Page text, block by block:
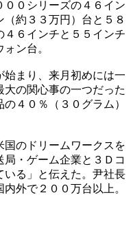
００シリーズの４６イン
約３３万円）台と５８
４６インチと５５インチ
ン台。
まり、来月初めには一
の関心事の一つだった
４０％（３０グラム）
のドリームワークスを
・ゲーム企業と３Ｄコ
いる」と伝えた。尹社長
外で２００万台以上。